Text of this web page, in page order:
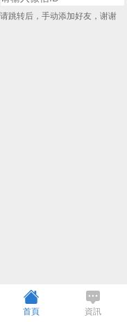
请跳转后，手动添加好友，谢谢
首頁 資訊